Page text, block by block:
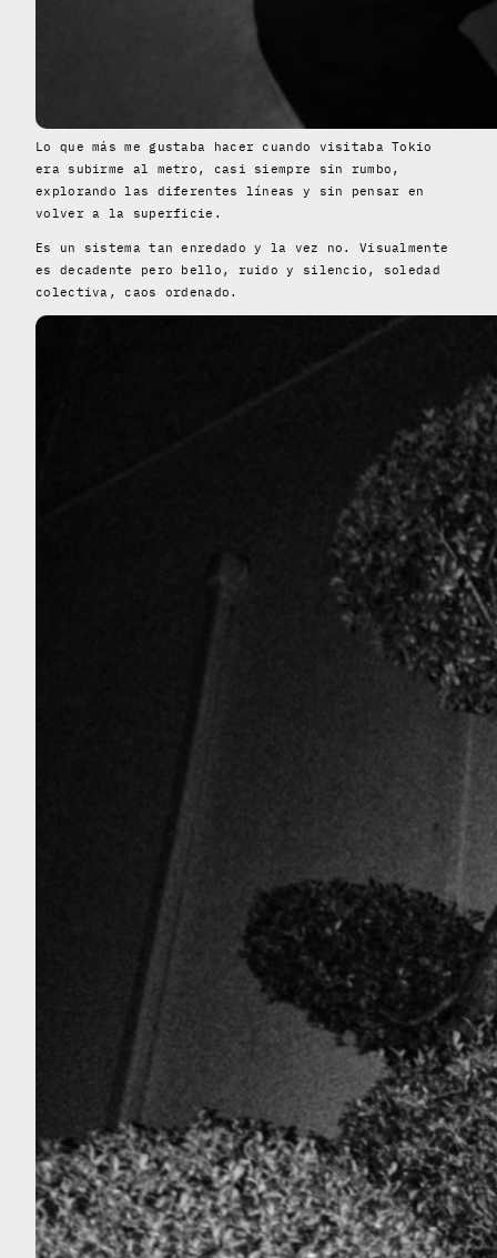
Lo que más me gustaba hacer cuando visitaba Tokio
era subirme al metro, casi siempre sin rumbo,
explorando las diferentes líneas y sin pensar en
volver a la superficie.
Es un sistema tan enredado y la vez no. Visualmente
es decadente pero bello, ruido y silencio, soledad
colectiva, caos ordenado.